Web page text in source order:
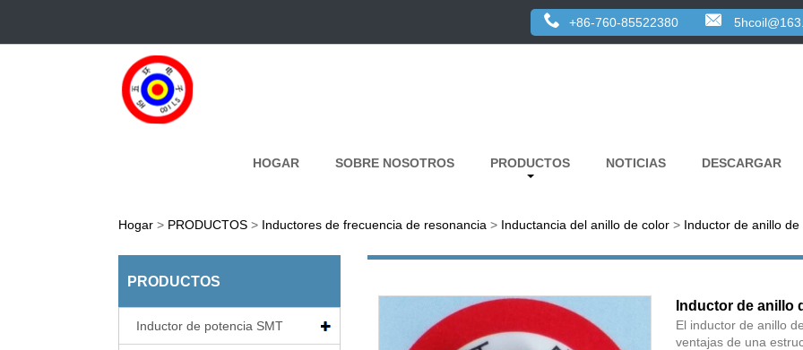
+86-760-85522380
HOGAR SOBRE NOSOTROS PRODUCTOS NOTICIAS DESCARGAR
Hogar > PRODUCTOS > Inductores de frecuencia de resonancia > Inductancia del anillo de color > Inductor de anillo
PRODUCTOS
Inductor de potencia SMT
Inductor de anillo
El inductor de anillo
ventajas de una